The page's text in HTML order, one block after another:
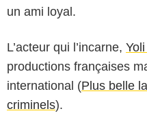
un ami loyal.
L’acteur qui l’incarne,
productions françaises
international (Plus belle
criminels).